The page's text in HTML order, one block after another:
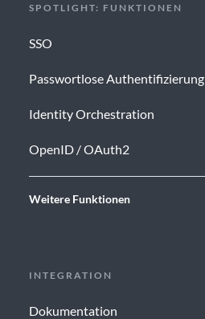
SPOTLIGHT: FUNKTIONEN
SSO
Passwortlose Authentifizierung
Identity Orchestration
OpenID / OAuth2
Weitere Funktionen
INTEGRATION
Dokumentation